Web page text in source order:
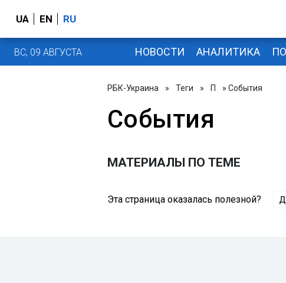
UA EN RU
ВС, 09 АВГУСТА НОВОСТИ АНАЛИТИКА
РБК-Украина » Теги » П » События
События
МАТЕРИАЛЫ ПО ТЕМЕ
Эта страница оказалась полезной?